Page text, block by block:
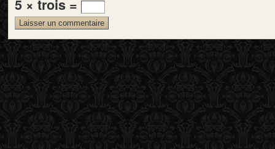
5 × trois =